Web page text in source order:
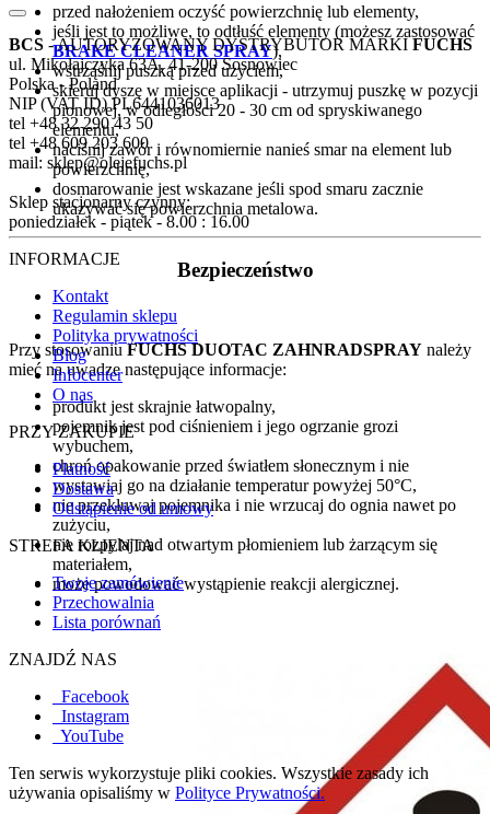
przed nałożeniem oczyść powierzchnię lub elementy,
jeśli jest to możliwe, to odtłuść elementy (możesz zastosować
BRAKE CLEANER SPRAY),
wstrząśnij puszką przed użyciem,
skieruj dyszę w miejsce aplikacji - utrzymuj puszkę w pozycji
pionowej, w odległości 20 - 30 cm od spryskiwanego
elementu,
naciśnij zawór i równomiernie nanieś smar na element lub
powierzchnię,
dosmarowanie jest wskazane jeśli spod smaru zacznie
ukazywać się powierzchnia metalowa.
Bezpieczeństwo
Przy stosowaniuFUCHS DUOTAC ZAHNRADSPRAY należy
mieć na uwadze następujące informacje:
produkt jest skrajnie łatwopalny,
pojemnik jest pod ciśnieniem i jego ogrzanie grozi
wybuchem,
chroń opakowanie przed światłem słonecznym i nie
wystawiaj go na działanie temperatur powyżej 50°C,
nie przekłuwaj pojemnika i nie wrzucaj do ognia nawet po
zużyciu,
nie rozpylaj nad otwartym płomieniem lub żarzącym się
materiałem,
może powodować wystąpienie reakcji alergicznej.
BCS - AUTORYZOWANY DYSTRYBUTOR MARKI FUCHS
ul. Mikołajczyka 63A, 41-200 Sosnowiec
Polska - Poland
NIP (VAT ID) PL6441036013
tel +48 32 290 43 50
tel +48 609 203 600
mail: sklep@olejefuchs.pl
Sklep stacjonarny czynny:
poniedziałek - piątek - 8.00 : 16.00
INFORMACJE
Kontakt
Regulamin sklepu
Polityka prywatności
Blog
Infocenter
O nas
PRZY ZAKUPIE
Płatność
Dostawa
Odstąpienie od umowy
STREFA KLIENTA
Twoje zamówienie
Przechowalnia
Lista porównań
ZNAJDŹ NAS
Facebook
Instagram
YouTube
Ten serwis wykorzystuje pliki cookies. Wszystkie zasady ich
używania opisaliśmy w Polityce Prywatności.